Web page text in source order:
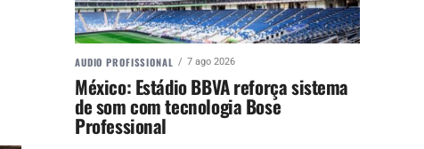
AUDIO PROFISSIONAL 7 ago 2026
México: Estádio BBVA reforça sistema
de som com tecnologia Bose
Professional